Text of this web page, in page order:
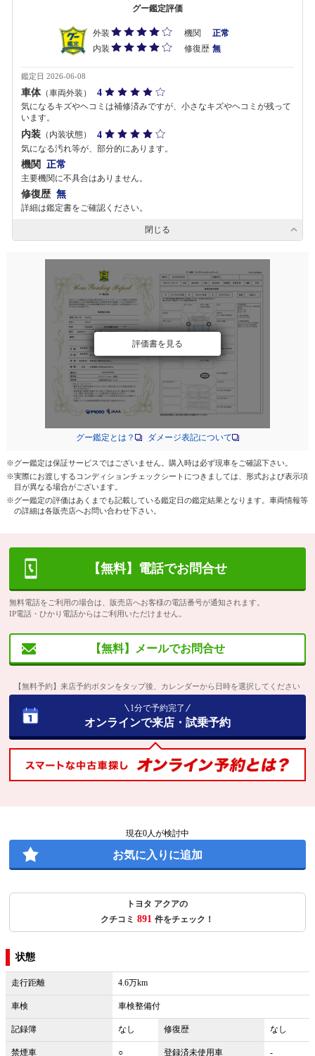
グー鑑定評価
外装 機関
正常
内装
修復歴 無
鑑定日 2026-06-08
車体（車両外装） 4
気になるキズやヘコミは補修済みですが、小さなキズやヘコミが残って
います。
内装 （内装状態） 4
気になる汚れ等が、部分的にあります。
機関 正常
主要機関に不具合はありません。
修復歴 無
詳細は鑑定書をご確認ください。
閉じる
評価書を見る
グー鑑定とは？ ダメージ表記について
※グー鑑定は保証サービスではございません。購入時は必ず現車をご確認下さい。
※実際にお渡しするコンディションチェックシートにつきましては、形式および表示項
目が異なる場合がございます。
※グー鑑定の評価はあくまでも記載している鑑定日の鑑定結果となります。車両情報等
の詳細は各販売店へお問い合わせ下さい。
【無料】電話でお問合せ
無料電話をご利用の場合は、販売店へお客様の電話番号が通知されます。
IP電話・ひかり電話からはご利用いただけません。
【無料】メールでお問合せ
【無料予約】来店予約ボタンをタップ後、カレンダーから日時を選択してください
1分で予約完了
オンラインで来店・試乗予約
現在0人が検討中
お気に入りに追加
トヨタ アクアの
クチコミ 891 件をチェック！
状態
走行距離 4.6万km
車検 車検整備付
記録簿 なし 修復歴 なし
禁煙車 ○ 登録済未使用車 -